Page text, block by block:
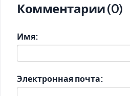
Комментарии (0)
Имя:
Электронная почта: